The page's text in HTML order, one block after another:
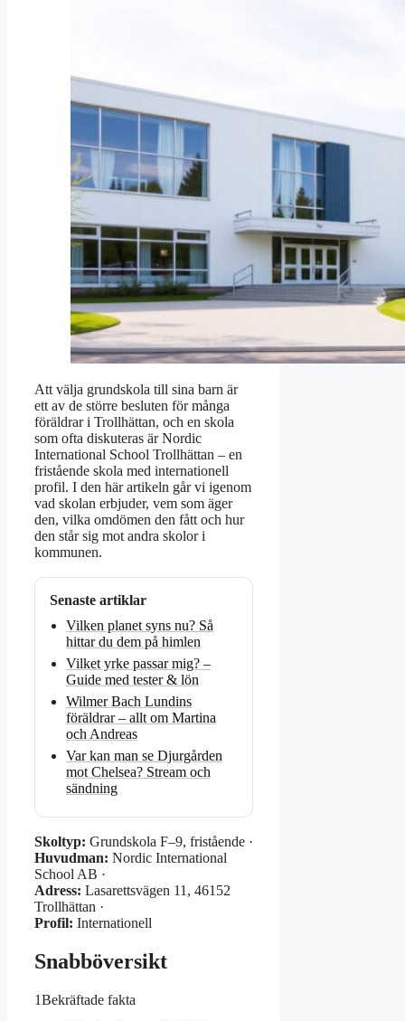
Att välja grundskola till sina barn är
ett av de större besluten för många
föräldrar i Trollhättan, och en skola
som ofta diskuteras är Nordic
International School Trollhättan – en
fristående skola med internationell
profil. I den här artikeln går vi igenom
vad skolan erbjuder, vem som äger
den, vilka omdömen den fått och hur
den står sig mot andra skolor i
kommunen.
Senaste artiklar
Vilken planet syns nu? Så
hittar du dem på himlen
Vilket yrke passar mig? –
Guide med tester & lön
Wilmer Bach Lundins
föräldrar – allt om Martina
och Andreas
Var kan man se Djurgården
mot Chelsea? Stream och
sändning
Skoltyp: Grundskola F–9, fristående ·
Huvudman: Nordic International
School AB ·
Adress: Lasarettsvägen 11, 46152
Trollhättan ·
Profil: Internationell
Snabböversikt
1Bekräftade fakta